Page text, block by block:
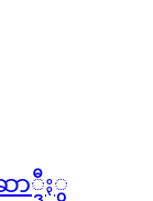
ာ္ဒီႏွ